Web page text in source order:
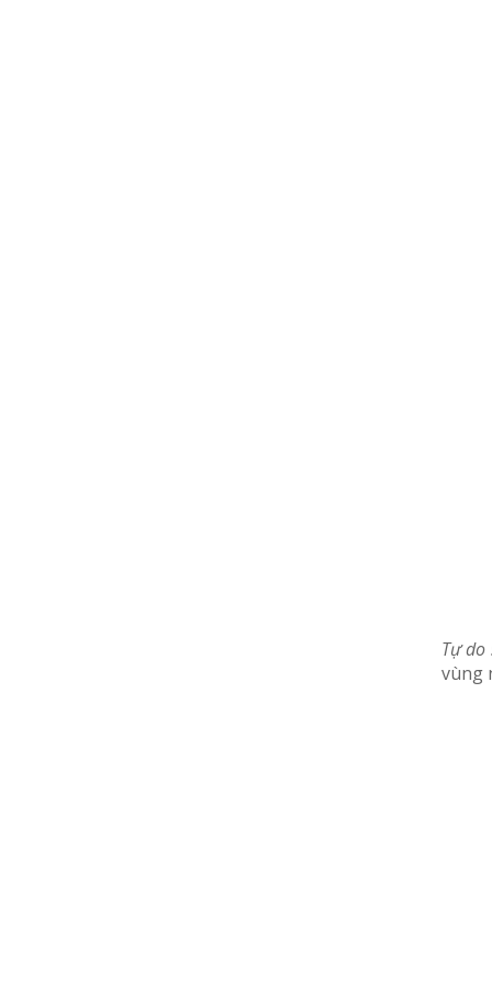
Tự do
vùng